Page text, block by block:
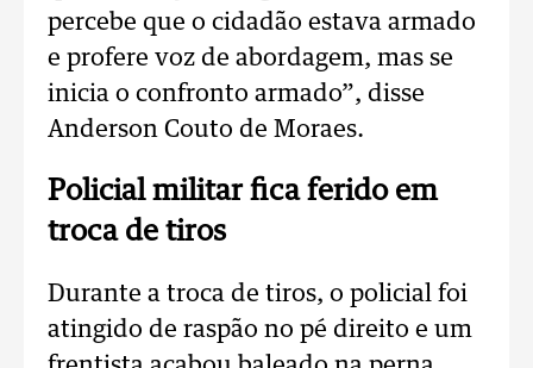
percebe que o cidadão estava armado
e profere voz de abordagem, mas se
inicia o confronto armado”, disse
Anderson Couto de Moraes.
Policial militar fica ferido em
troca de tiros
Durante a troca de tiros, o policial foi
atingido de raspão no pé direito e um